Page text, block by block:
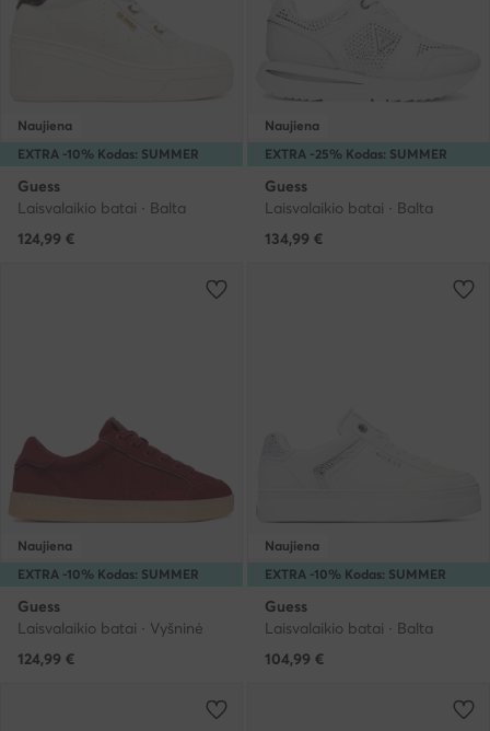
EXTRA -10% Kodas: SUMMER
Naujiena
Guess
Laisvalaikio batai · Balta
124,99 €
EXTRA -25% Kodas: SUMMER
Naujiena
Guess
Laisvalaikio batai · Balta
134,99 €
EXTRA -10% Kodas: SUMMER
Naujiena
Guess
Laisvalaikio batai · Vyšninė
124,99 €
EXTRA -10% Kodas: SUMMER
Naujiena
Guess
Laisvalaikio batai · Balta
104,99 €